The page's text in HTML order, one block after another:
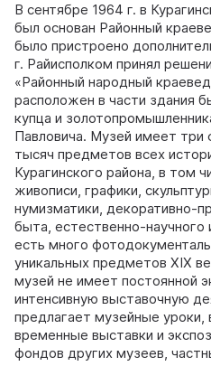
В сентябре 1964 г. в
был основан Районный
было пристроено
г. Райисполком принял
«Районный народный
расположен в части здания
купца и
Павловича. Музей имеет три
тысяч предметов всех
Курагинского района, в том
живописи, графики,
нумизматики, декоративно-
быта, естественно-
есть много
уникальных предметов XIX
музей не имеет постоянной
интенсивную выставочную
предлагает музейные уроки,
временные выставки и
фондов других музеев,